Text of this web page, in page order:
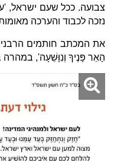
צבועה. ככל שעם ישראל,
נזכה לכבוד והערכה
את המכתב חותמים
הָאֵר פָּנֶיךָ וְנִוָּשֵׁעָה', במהרה